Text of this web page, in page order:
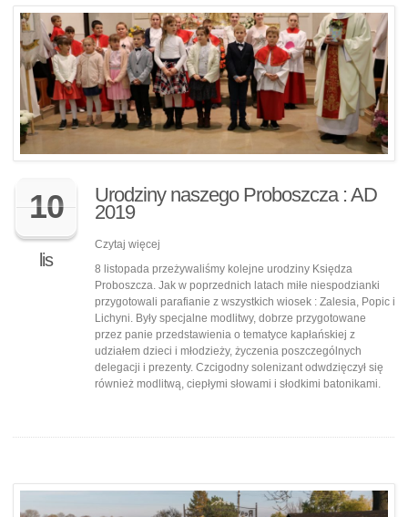
10
lis
Urodziny naszego Proboszcza : AD
2019
Czytaj więcej
8 listopada przeżywaliśmy kolejne urodziny Księdza
Proboszcza. Jak w poprzednich latach miłe niespodzianki
przygotowali parafianie z wszystkich wiosek : Zalesia, Popic i
Lichyni. Były specjalne modlitwy, dobrze przygotowane
przez panie przedstawienia o tematyce kapłańskiej z
udziałem dzieci i młodzieży, życzenia poszczególnych
delegacji i prezenty. Czcigodny solenizant odwdzięczył się
również modlitwą, ciepłymi słowami i słodkimi batonikami.